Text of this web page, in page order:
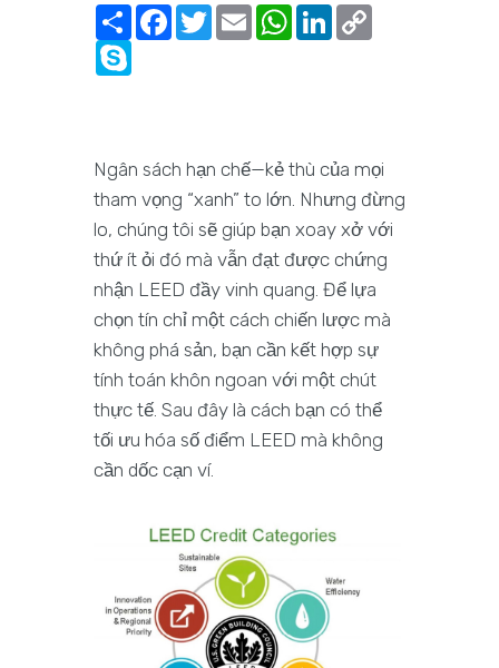
ShareFacebook
TwitterEmail WhatsApp
LinkedIn
Ngân sách hạn chế—kẻ thù của mọi
tham vọng “xanh” to lớn. Nhưng đừng
lo, chúng tôi sẽ giúp bạn xoay xở với
thứ ít ỏi đó mà vẫn đạt được chứng
nhận LEED đầy vinh quang. Để lựa
chọn tín chỉ một cách chiến lược mà
không phá sản, bạn cần kết hợp sự
tính toán khôn ngoan với một chút
thực tế. Sau đây là cách bạn có thể
tối ưu hóa số điểm LEED mà không
cần dốc cạn ví.